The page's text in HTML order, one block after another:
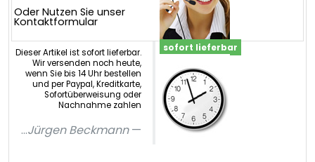
Oder Nutzen Sie unser
Kontaktformular
Dieser Artikel ist sofort lieferbar.
Wir versenden noch heute,
wenn Sie bis 14 Uhr bestellen
und per Paypal, Kreditkarte,
Sofortüberweisung oder
Nachnahme zahlen
...Jürgen Beckmann
sofort lieferbar